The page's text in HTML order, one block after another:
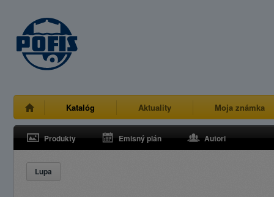
Katalóg Aktuality Moja známka
Produkty Emisný plán Autori
Lupa